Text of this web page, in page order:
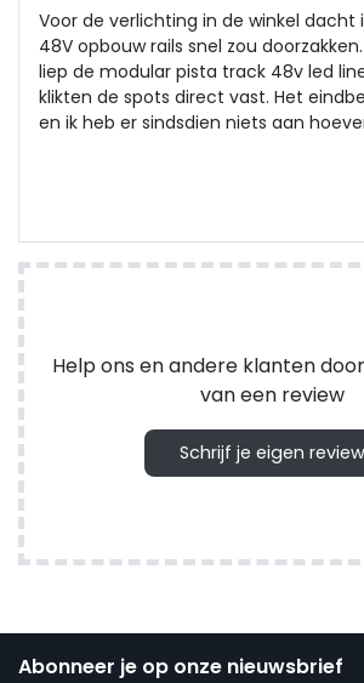
Voor de verlichting in de winkel dacht
48V opbouw rails snel zou
liep de modular pista track 48v led
klikten de spots direct vast. Het
en ik heb er sindsdien niets aan
Help ons en andere klanten
van een review
Schrijf je eigen review
Abonneer je op onze nieuwsbrief